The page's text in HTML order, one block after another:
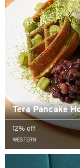
Tera Pancake
12% off
WESTERN